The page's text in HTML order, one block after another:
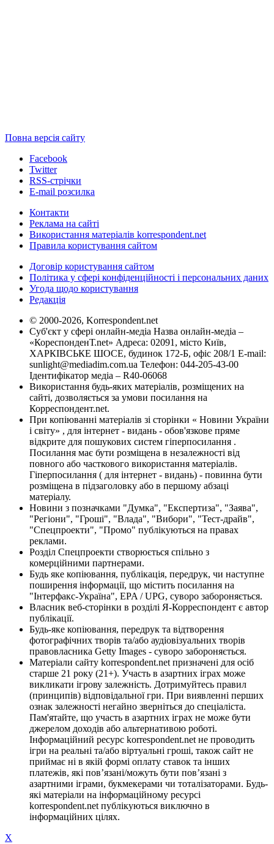
Повна версія сайту
Facebook
Twitter
RSS-стрічки
E-mail розсилка
Контакти
Реклама на сайті
Використання матеріалів korrespondent.net
Правила користування сайтом
Договір користування сайтом
Політика у сфері конфіденційності і персональних даних
Угода щодо користування
Редакція
© 2000-2026, Korrespondent.net
Суб'єкт у сфері онлайн-медіа Назва онлайн-медіа –
«КореспонденТ.net» Адреса: 02091, місто Київ,
ХАРКІВСЬКЕ ШОСЕ, будинок 172-Б, офіс 208/1 E-mail:
sunlight@mediadim.com.ua Телефон: 044-205-43-00
Ідентифікатор медіа – R40-06068
Використання будь-яких матеріалів, розміщених на
сайті, дозволяється за умови посилання на
Корреспондент.net.
При копіюванні матеріалів зі сторінки « Новини України
і світу» , для інтернет - видань - обов'язкове пряме
відкрите для пошукових систем гіперпосилання .
Посилання має бути розміщена в незалежності від
повного або часткового використання матеріалів.
Гіперпосилання ( для інтернет - видань) - повинна бути
розміщена в підзаголовку або в першому абзаці
матеріалу.
Новини з позначками "Думка", "Експертиза", "Заява",
"Регіони", "Гроші", "Влада", "Вибори", "Тест-драйв",
"Спецпроекти", "Промо" публікуються на правах
реклами.
Розділ Спецпроекти створюється спільно з
комерційними партнерами.
Будь яке копіювання, публікація, передрук, чи наступне
поширення інформації, що містить посилання на
"Інтерфакс-Україна", EPA / UPG, суворо забороняється.
Власник веб-сторінки в розділі Я-Корреспондент є автор
публікації.
Будь-яке копіювання, передрук та відтворення
фотографічних творів та/або аудіовізуальних творів
правовласника Getty Images - суворо забороняється.
Матеріали сайту korrespondent.net призначені для осіб
старше 21 року (21+). Участь в азартних іграх може
викликати ігрову залежність. Дотримуйтесь правил
(принципів) відповідальної гри. При виявленні перших
ознак залежності негайно зверніться до спеціаліста.
Пам'ятайте, що участь в азартних іграх не може бути
джерелом доходів або альтернативою роботі.
Інформаційний ресурс korrespondent.net не проводить
ігри на реальні та/або віртуальні гроші, також сайт не
приймає ні в якій формі оплату ставок та інших
платежів, які пов’язані/можуть бути пов’язані з
азартними іграми, букмекерами чи тоталізаторами. Будь-
які матеріали на інформаційному ресурсі
korrespondent.net публікуються виключно в
інформаційних цілях.
X